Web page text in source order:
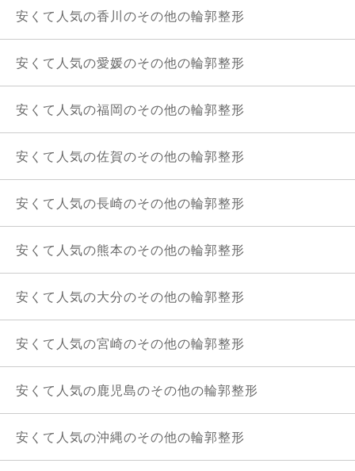
安くて人気の香川のその他の輪郭整形
安くて人気の愛媛のその他の輪郭整形
安くて人気の福岡のその他の輪郭整形
安くて人気の佐賀のその他の輪郭整形
安くて人気の長崎のその他の輪郭整形
安くて人気の熊本のその他の輪郭整形
安くて人気の大分のその他の輪郭整形
安くて人気の宮崎のその他の輪郭整形
安くて人気の鹿児島のその他の輪郭整形
安くて人気の沖縄のその他の輪郭整形